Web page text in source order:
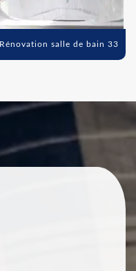
Rénovation salle de bain 33